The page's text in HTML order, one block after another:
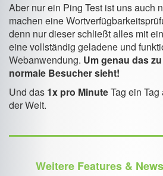
Aber nur ein Ping Test ist uns auch
machen eine
denn nur dieser schließt alles mit
eine vollständig geladene und
Webanwendung. Um genau das
normale Besucher sieht!
Und das 1x pro MinuteTag ein
der Welt.
Weitere Features & News